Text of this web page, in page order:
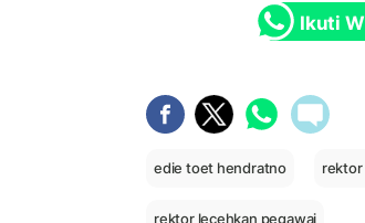
Ikuti
edie toet hendratno rektor
rektor lecehkan pegawai